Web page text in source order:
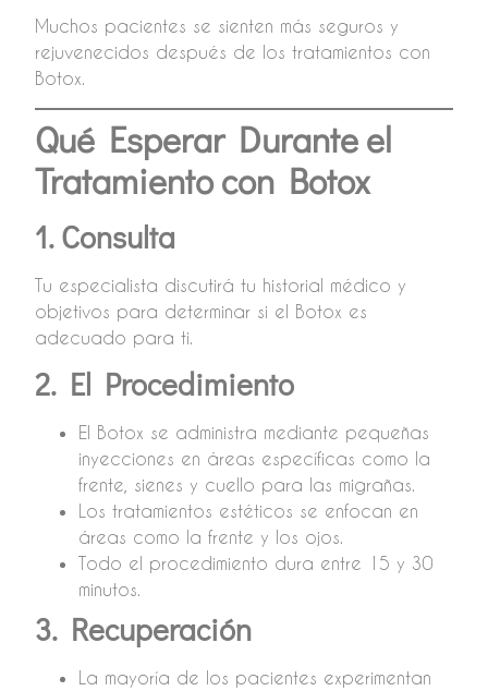
Muchos pacientes se sienten más seguros y
rejuvenecidos después de los tratamientos con
Botox.
Qué Esperar Durante el
Tratamiento con Botox
1. Consulta
Tu especialista discutirá tu historial médico y
objetivos para determinar si el Botox es
adecuado para ti.
2. El Procedimiento
El Botox se administra mediante pequeñas
inyecciones en áreas específicas como la
frente, sienes y cuello para las migrañas.
Los tratamientos estéticos se enfocan en
áreas como la frente y los ojos.
Todo el procedimiento dura entre 15 y 30
minutos.
3. Recuperación
La mayoría de los pacientes experimentan